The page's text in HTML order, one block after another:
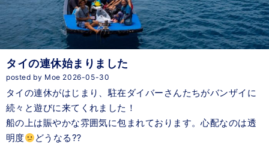
タイの連休始まりました
posted by Moe 2026-05-30
タイの連休がはじまり、駐在ダイバーさんたちがバンザイに
続々と遊びに来てくれました！
船の上は賑やかな雰囲気に包まれております。心配なのは透
明度
どうなる⁇